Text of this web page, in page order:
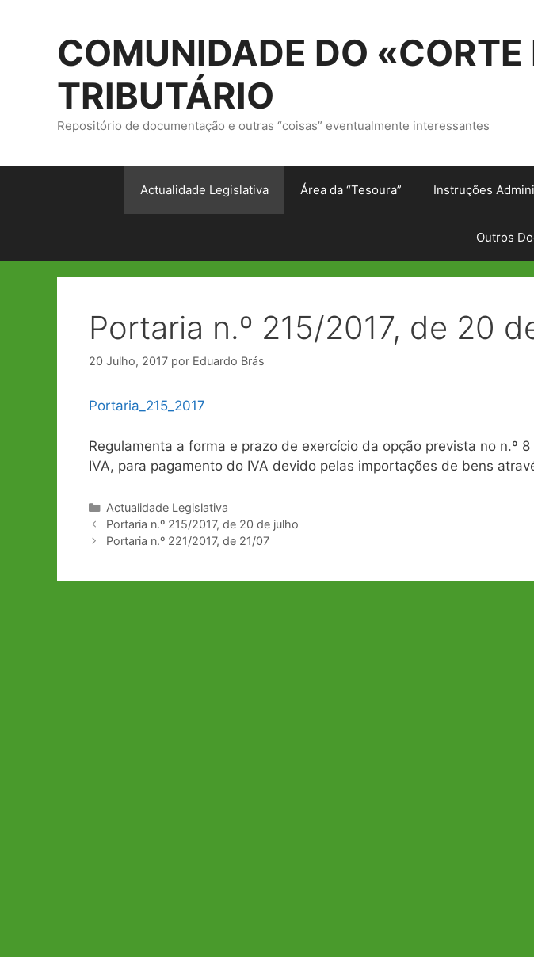
COMUNIDADE DO
TRIBUTÁRIO
Repositório de documentação e outras “coisas” eventualmente interessantes
Actualidade Legislativa Área da “Tesoura” Instruções
Outros
Portaria n.º 215/2017, de 20
20 Julho, 2017 por Eduardo Brás
Portaria_215_2017
Regulamenta a forma e prazo de exercício da opção prevista no n.º
IVA, para pagamento do IVA devido pelas importações de bens
Categorias
Actualidade Legislativa
Navegação
de
Portaria n.º 215/2017, de 20 de julho
Portaria n.º 221/2017, de 21/07